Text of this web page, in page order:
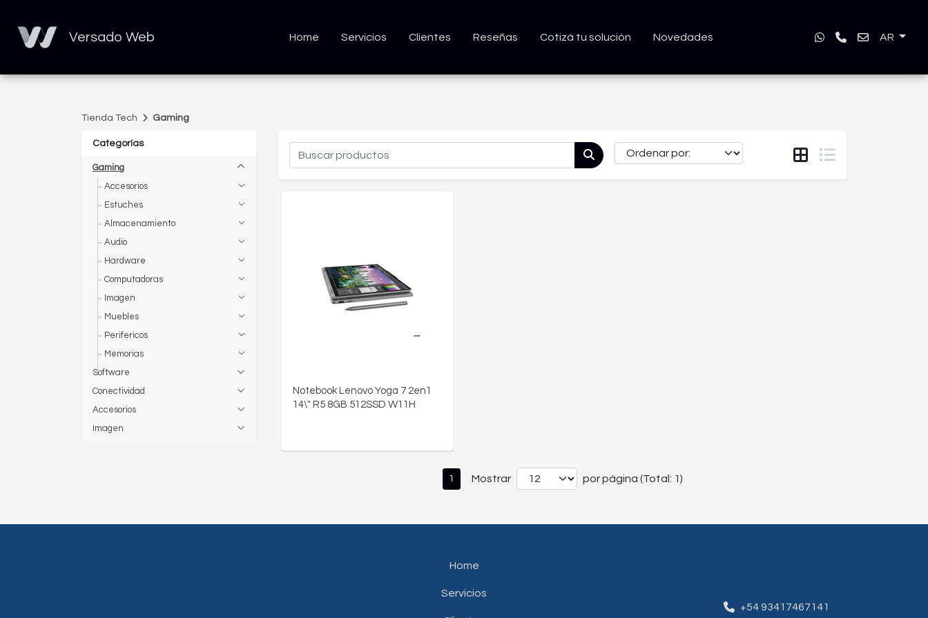
Versado Web Home Servicios Clientes Reseñas Cotizá tu solución Novedades AR
Tienda Tech Gaming
Categorías
Gaming
Accesorios
Estuches
Almacenamiento
Audio
Hardware
Computadoras
Imagen
Muebles
Perifericos
Memorias
Software
Conectividad
Accesorios
Imagen
Notebook Lenovo Yoga 7 2en1
14\" R5 8GB 512SSD W11H
1 Mostrar por página (Total: 1)
Home
Servicios
+54 93417467141